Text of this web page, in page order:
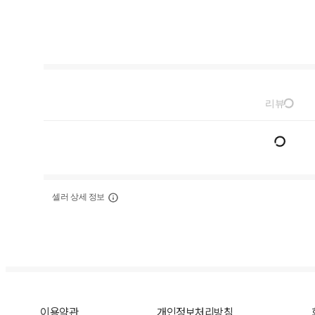
리뷰
셀러 상세 정보
이용약관 개인정보처리방침